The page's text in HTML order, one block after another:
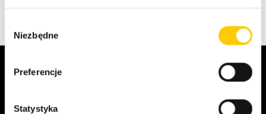
Niezbędne
Preferencje
Statystyka
Cloud & Server Experts